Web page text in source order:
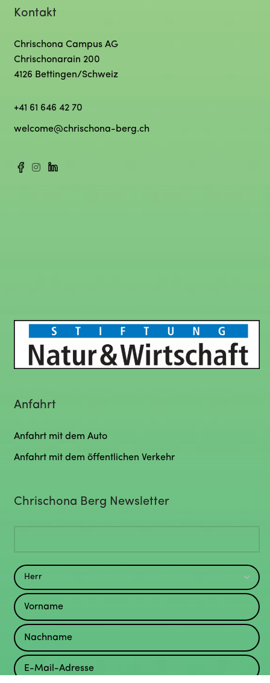
Kontakt
Chrischona Campus AG
Chrischonarain 200
4126 Bettingen/Schweiz
+41 61 646 42 70
welcome@chrischona-berg.ch
Anfahrt
Anfahrt mit dem Auto
Anfahrt mit dem öffentlichen Verkehr
Chrischona Berg Newsletter